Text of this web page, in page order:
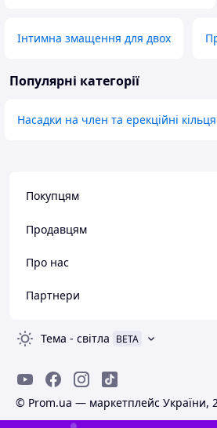
Інтимна змащення для двох
Популярні категорії
Насадки на член та ерекційні кільця
Покупцям
Продавцям
Про нас
Партнери
Тема - світла BETA
© Prom.ua — маркетплейс України,